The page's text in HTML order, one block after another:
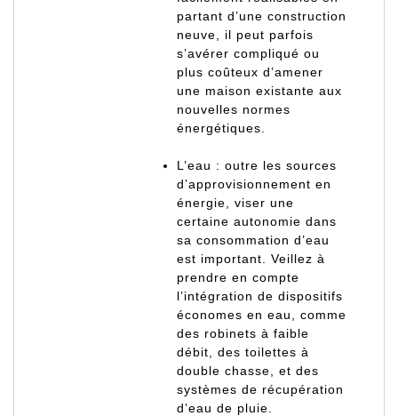
partant d’une construction
neuve, il peut parfois
s’avérer compliqué ou
plus coûteux d’amener
une maison existante aux
nouvelles normes
énergétiques.
L’eau : outre les sources
d’approvisionnement en
énergie, viser une
certaine autonomie dans
sa consommation d’eau
est important. Veillez à
prendre en compte
l’intégration de dispositifs
économes en eau, comme
des robinets à faible
débit, des toilettes à
double chasse, et des
systèmes de récupération
d’eau de pluie.